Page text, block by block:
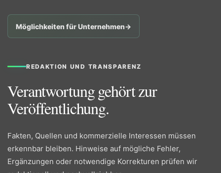
Möglichkeiten für Unternehmen→
REDAKTION UND TRANSPARENZ
Verantwortung gehört zur
Veröffentlichung.
Fakten, Quellen und kommerzielle Interessen müssen
erkennbar bleiben. Hinweise auf mögliche Fehler,
Ergänzungen oder notwendige Korrekturen prüfen wir